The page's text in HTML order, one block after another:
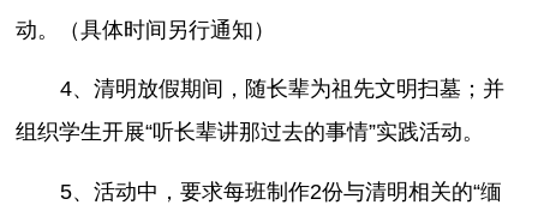
动。（具体时间另行通知）
4、清明放假期间，随长辈为祖先文明扫墓；并
组织学生开展“听长辈讲那过去的事情”实践活动。
5、活动中，要求每班制作2份与清明相关的“缅